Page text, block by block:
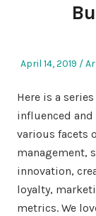
Posted
April 14, 2019
Here is a
influenced
various facets
management,
innovation,
loyalty,
metrics. We